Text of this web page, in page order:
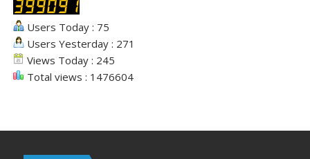
Users Today : 75
Users Yesterday : 271
Views Today : 245
Total views : 1476604